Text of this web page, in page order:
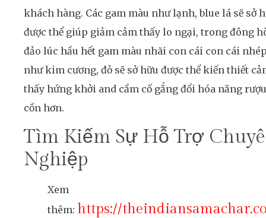
khách hàng. Các gam màu như lạnh, blue lá sẽ sở
được thể giúp giảm cảm thấy lo ngại, trong đông
đảo lúc hầu hết gam màu nhãi con cái con cái
như kim cương, đỏ sẽ sở hữu được thể kiến thiết
thấy hứng khởi and cầm cố gắng đổi hóa năng rượu
cồn hơn.
Tìm Kiếm Sự Hỗ Trợ
Nghiệp
Xem
thêm: https://